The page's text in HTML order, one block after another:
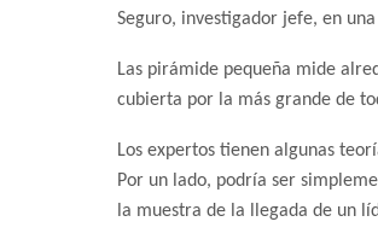
Seguro, investigador jefe, en
Las pirámide pequeña mide
cubierta por la más grande de
Los expertos tienen algunas
Por un lado, podría ser
la muestra de la llegada de un